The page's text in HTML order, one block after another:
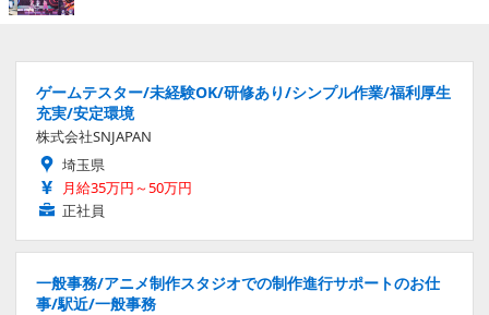
ゲームテスター/未経験OK/研修あり/シンプル作業/福利厚生
充実/安定環境
株式会社SNJAPAN
埼玉県
月給35万円～50万円
正社員
一般事務/アニメ制作スタジオでの制作進行サポートのお仕
事/駅近/一般事務